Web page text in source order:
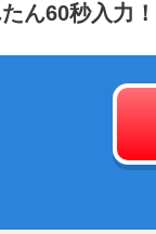
ん60秒入力！